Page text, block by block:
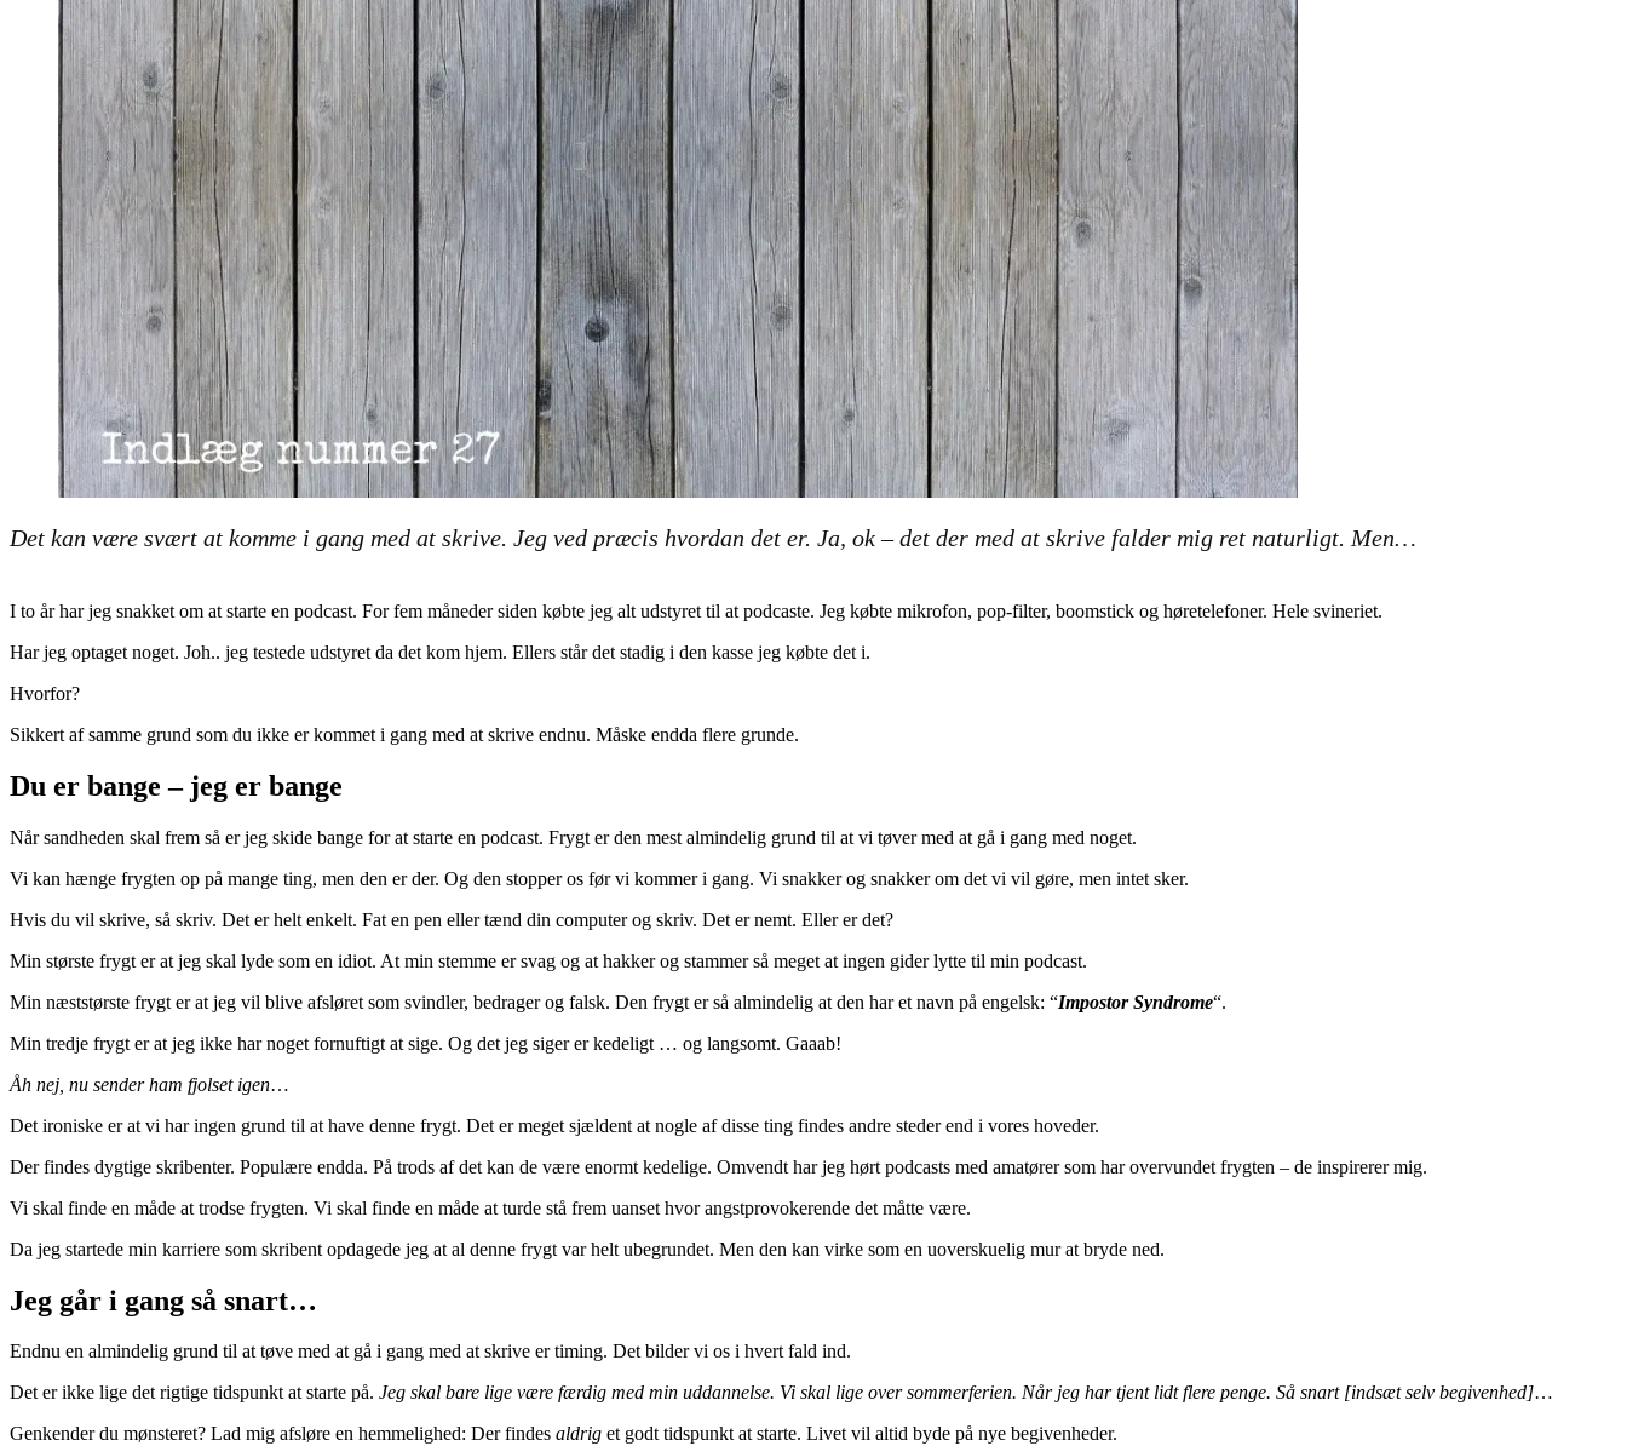
Det kan være svært at komme i gang med at skrive. Jeg ved præcis hvordan det er. Ja, ok – det der med at skrive falder mig ret naturligt. Men…
I to år har jeg snakket om at starte en podcast. For fem måneder siden købte jeg alt udstyret til at podcaste. Jeg købte mikrofon, pop-filter, boomstick og høretelefoner. Hele svineriet.
Har jeg optaget noget. Joh.. jeg testede udstyret da det kom hjem. Ellers står det stadig i den kasse jeg købte det i.
Hvorfor?
Sikkert af samme grund som du ikke er kommet i gang med at skrive endnu. Måske endda flere grunde.
Du er bange – jeg er bange
Når sandheden skal frem så er jeg skide bange for at starte en podcast. Frygt er den mest almindelig grund til at vi tøver med at gå i gang med noget.
Vi kan hænge frygten op på mange ting, men den er der. Og den stopper os før vi kommer i gang. Vi snakker og snakker om det vi vil gøre, men intet sker.
Hvis du vil skrive, så skriv. Det er helt enkelt. Fat en pen eller tænd din computer og skriv. Det er nemt. Eller er det?
Min største frygt er at jeg skal lyde som en idiot. At min stemme er svag og at hakker og stammer så meget at ingen gider lytte til min podcast.
Min næststørste frygt er at jeg vil blive afsløret som svindler, bedrager og falsk. Den frygt er så almindelig at den har et navn på engelsk: “Impostor Syndrome“.
Min tredje frygt er at jeg ikke har noget fornuftigt at sige. Og det jeg siger er kedeligt … og langsomt. Gaaab!
Åh nej, nu sender ham fjolset igen…
Det ironiske er at vi har ingen grund til at have denne frygt. Det er meget sjældent at nogle af disse ting findes andre steder end i vores hoveder.
Der findes dygtige skribenter. Populære endda. På trods af det kan de være enormt kedelige. Omvendt har jeg hørt podcasts med amatører som har overvundet frygten – de inspirerer mig.
Vi skal finde en måde at trodse frygten. Vi skal finde en måde at turde stå frem uanset hvor angstprovokerende det måtte være.
Da jeg startede min karriere som skribent opdagede jeg at al denne frygt var helt ubegrundet. Men den kan virke som en uoverskuelig mur at bryde ned.
Jeg går i gang så snart…
Endnu en almindelig grund til at tøve med at gå i gang med at skrive er timing. Det bilder vi os i hvert fald ind.
Det er ikke lige det rigtige tidspunkt at starte på. Jeg skal bare lige være færdig med min uddannelse. Vi skal lige over sommerferien. Når jeg har tjent lidt flere penge. Så snart [indsæt selv begivenhed]…
Genkender du mønsteret? Lad mig afsløre en hemmelighed: Der findes aldrig et godt tidspunkt at starte. Livet vil altid byde på nye begivenheder.